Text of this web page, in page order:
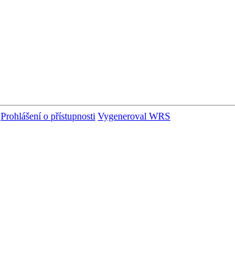
Prohlášení o přístupnosti Vygeneroval WRS